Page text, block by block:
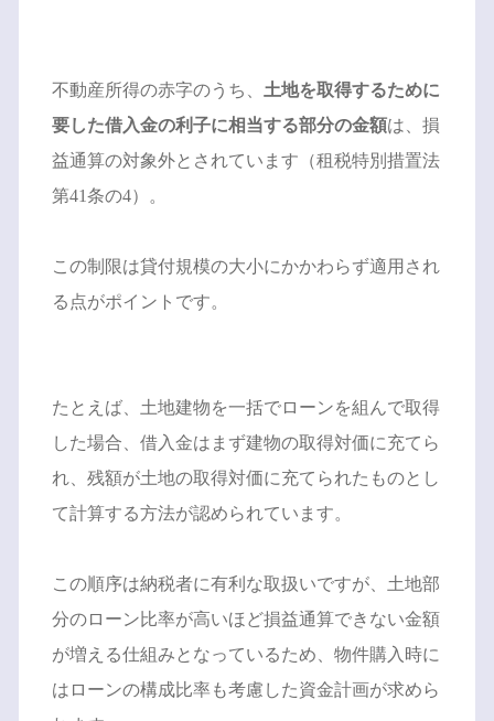
不動産所得の赤字のうち、 土地を取得するために
要した借入金の利子に相当する部分の金額は、損
益通算の対象外とされています（租税特別措置法
第41条の4）。
この制限は貸付規模の大小にかかわらず適用され
る点がポイントです。
たとえば、土地建物を一括でローンを組んで取得
した場合、借入金はまず建物の取得対価に充てら
れ、残額が土地の取得対価に充てられたものとし
て計算する方法が認められています。
この順序は納税者に有利な取扱いですが、土地部
分のローン比率が高いほど損益通算できない金額
が増える仕組みとなっているため、物件購入時に
はローンの構成比率も考慮した資金計画が求めら